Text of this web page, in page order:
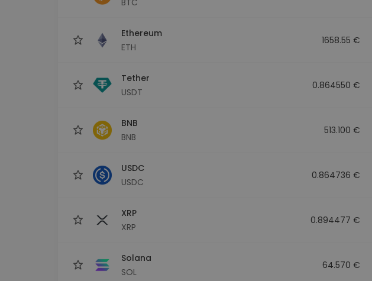
Ethereum
ETH
1658.55 €
Tether
USDT
0.864550 €
BNB
BNB
513.100 €
USDC
USDC
0.864736 €
XRP
XRP
0.894477 €
Solana
SOL
64.570 €